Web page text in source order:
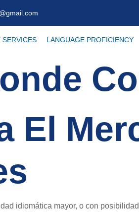
SERVICES LANGUAGE PROFICIENCY
El
idiomática mayor, o con